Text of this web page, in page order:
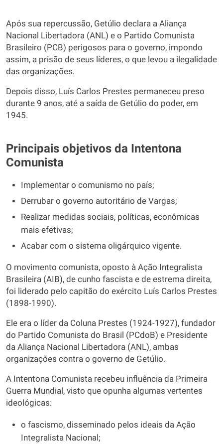
Após sua repercussão, Getúlio declara a Aliança
Nacional Libertadora (ANL) e o Partido Comunista
Brasileiro (PCB) perigosos para o governo, impondo
assim, a prisão de seus líderes, o que levou a ilegalidade
das organizações.
Depois disso, Luís Carlos Prestes permaneceu preso
durante 9 anos, até a saída de Getúlio do poder, em
1945.
Principais objetivos da Intentona
Comunista
Implementar o comunismo no país;
Derrubar o governo autoritário de Vargas;
Realizar medidas sociais, políticas, econômicas
mais efetivas;
Acabar com o sistema oligárquico vigente.
O movimento comunista, oposto à Ação Integralista
Brasileira (AIB), de cunho fascista e de estrema direita,
foi liderado pelo capitão do exército Luís Carlos Prestes
(1898-1990).
Ele era o líder da Coluna Prestes (1924-1927), fundador
do Partido Comunista do Brasil (PCdoB) e Presidente
da Aliança Nacional Libertadora (ANL), ambas
organizações contra o governo de Getúlio.
A Intentona Comunista recebeu influência da Primeira
Guerra Mundial, visto que opunha algumas vertentes
ideológicas:
o fascismo, disseminado pelos ideais da Ação
Integralista Nacional;